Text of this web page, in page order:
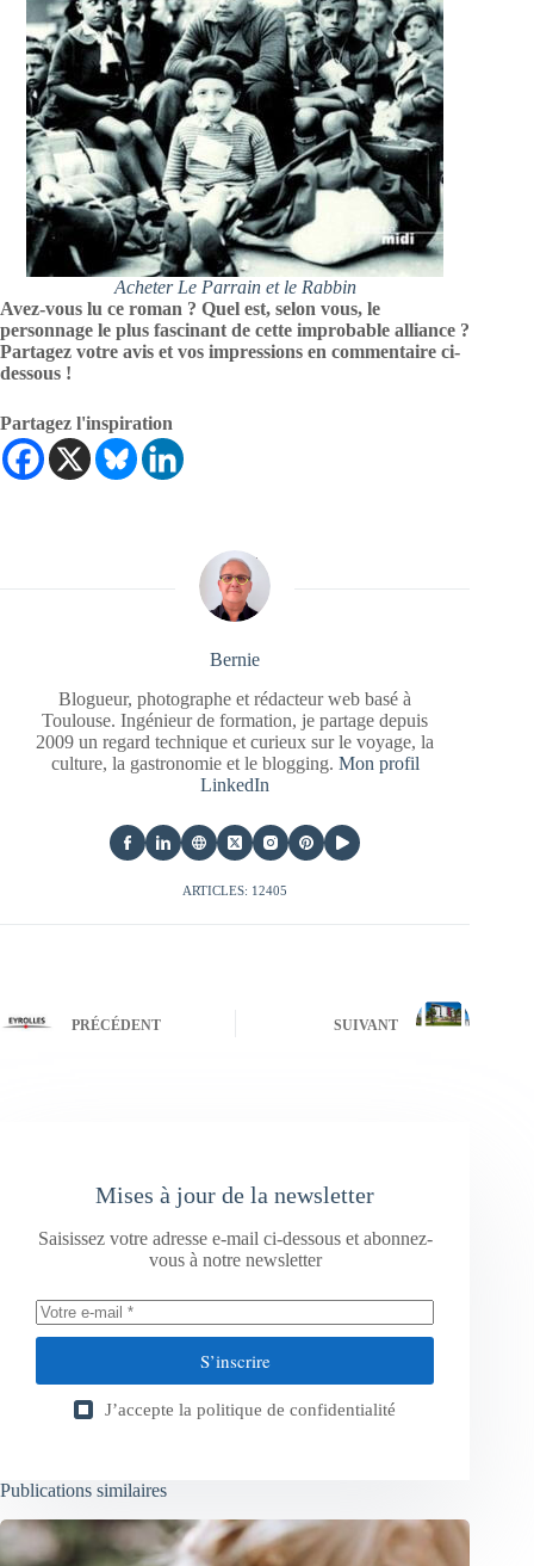
Acheter Le Parrain et le Rabbin
Avez-vous lu ce roman ? Quel est, selon vous, le
personnage le plus fascinant de cette improbable alliance ?
Partagez votre avis et vos impressions en commentaire ci-
dessous !
Partagez l'inspiration
Bernie
Blogueur, photographe et rédacteur web basé à
Toulouse. Ingénieur de formation, je partage depuis
2009 un regard technique et curieux sur le voyage, la
culture, la gastronomie et le blogging. Mon profil
LinkedIn
ARTICLES: 12405
PRÉCÉDENT SUIVANT
Mises à jour de la newsletter
Saisissez votre adresse e-mail ci-dessous et abonnez-
vous à notre newsletter
S’inscrire
J’accepte la politique de confidentialité
Publications similaires